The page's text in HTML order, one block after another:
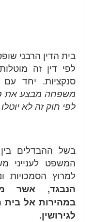
בית הדין הרבני
לפי דין זה
סנקציות. יחד עם
משפחה מבצע את
לפי חוק זה לא
בשל ההבדלים
המשפט לענייני
למרוץ הסמכויות
הנבגד, אשר
במהירות אל בית
לגירושין.